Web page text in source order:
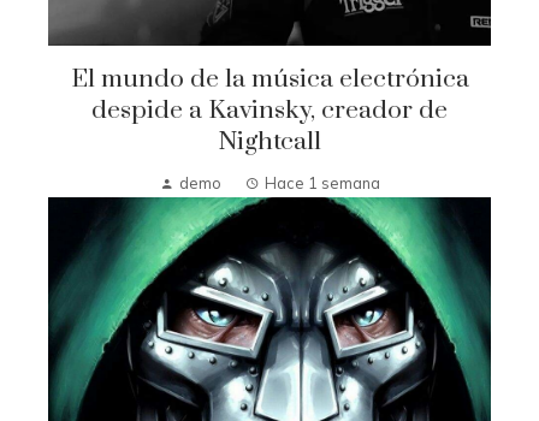
El mundo de la música electrónica
despide a Kavinsky, creador de
Nightcall
demo Hace 1 semana